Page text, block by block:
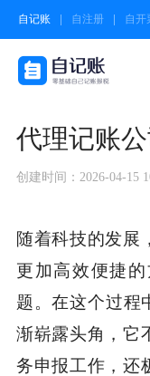
自记账 自注册 自开
代理记账
创建时间：2026-04-15
随着科技的发展
更加高效便捷
题。在这个过程
渐崭露头角，它
务申报工作，还